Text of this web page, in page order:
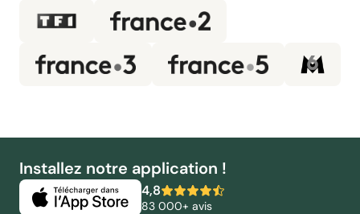
Installez notre application !
4,8
83 000+ avis